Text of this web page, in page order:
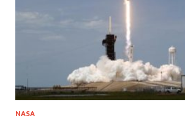
NASA